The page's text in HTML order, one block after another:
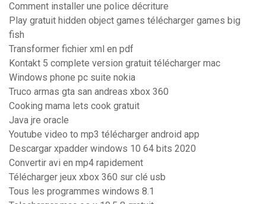
Comment installer une police décriture
Play gratuit hidden object games télécharger games big
fish
Transformer fichier xml en pdf
Kontakt 5 complete version gratuit télécharger mac
Windows phone pc suite nokia
Truco armas gta san andreas xbox 360
Cooking mama lets cook gratuit
Java jre oracle
Youtube video to mp3 télécharger android app
Descargar xpadder windows 10 64 bits 2020
Convertir avi en mp4 rapidement
Télécharger jeux xbox 360 sur clé usb
Tous les programmes windows 8.1